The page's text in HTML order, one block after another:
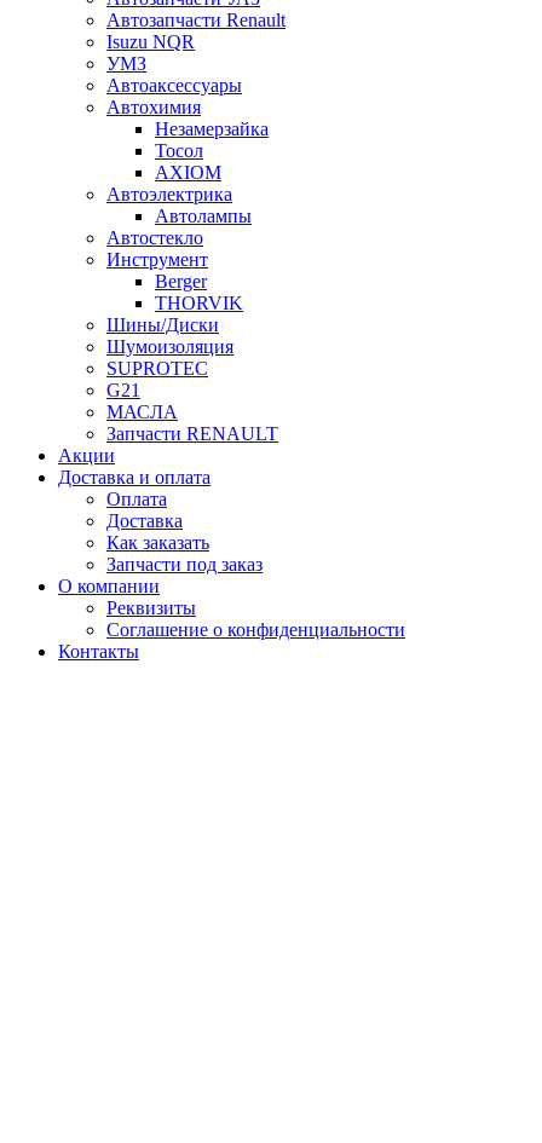
Автозапчасти Renault
Isuzu NQR
УМЗ
Автоаксессуары
Автохимия
Незамерзайка
Тосол
AXIOM
Автоэлектрика
Автолампы
Автостекло
Инструмент
Berger
THORVIK
Шины/Диски
Шумоизоляция
SUPROTEC
G21
МАСЛА
Запчасти RENAULT
Акции
Доставка и оплата
Оплата
Доставка
Как заказать
Запчасти под заказ
О компании
Реквизиты
Соглашение о конфиденциальности
Контакты